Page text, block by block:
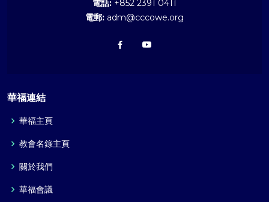
電話: +852 2391 0411
電郵: adm@cccowe.org
華福連結
華福主頁
教會名錄主頁
關於我們
華福會議